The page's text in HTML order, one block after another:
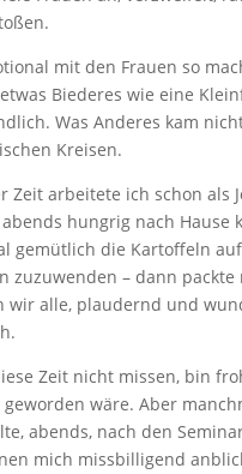
mit den Frauen so
Biederes wie eine
Was Anderes kam
Kreisen.
Zeit arbeitete ich schon als
hungrig nach
gemütlich die Kartoffeln
zuzuwenden – dann
wir alle, plaudernd und
Zeit nicht missen, bin
geworden wäre. Aber
abends, nach den
mich missbilligend